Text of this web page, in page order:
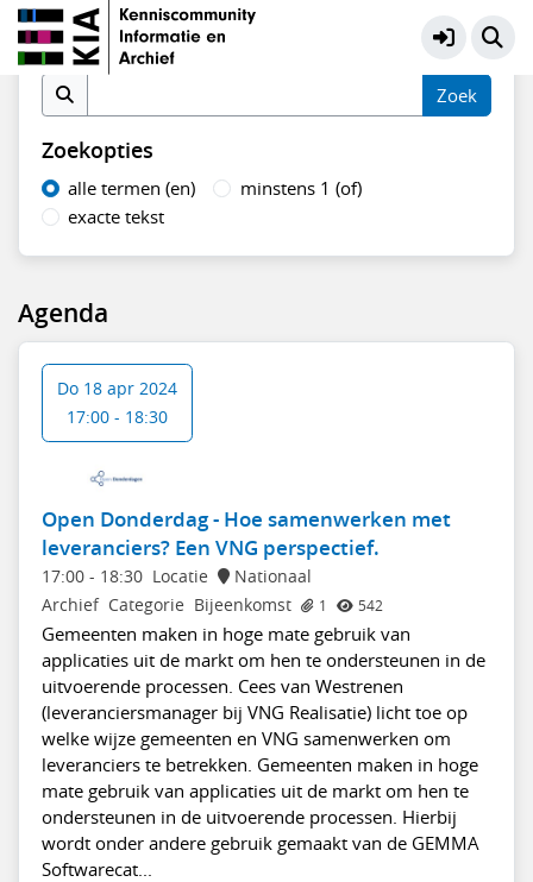
Open Donderdag Meer
Vind in agenda
Zoekopties
alle termen (en)
minstens 1 (of)
exacte tekst
Agenda
Open Donderdag - Hoe samenwerken met
leveranciers? Een VNG perspectief.
17:00- 18:30 Locatie
Nationaal
Archief Categorie Bijeenkomst 1 542
Gemeenten maken in hoge mate gebruik van
applicaties uit de markt om hen te ondersteunen in de
uitvoerende processen. Cees van Westrenen
(leveranciersmanager bij VNG Realisatie) licht toe op
welke wijze gemeenten en VNG samenwerken om
leveranciers te betrekken. Gemeenten maken in hoge
mate gebruik van applicaties uit de markt om hen te
ondersteunen in de uitvoerende processen. Hierbij
wordt onder andere gebruik gemaakt van de GEMMA
Softwarecat...
Do 18 apr 2024
17:00 - 18:30